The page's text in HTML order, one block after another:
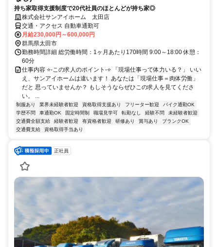
持ち家取得支援制度で20代社員のほとんどが持ち家◎
株式会社サンアイホーム 太田店
交通・アクセス 自動車通勤可
月給230,000円～600,000円
群馬県太田市
勤務時間詳細 総労働時間：1ヶ月あたり170時間 9:00～18:00 休憩：
60分
仕事内容 ⭐-この求人のポイント-⭐ 「現場仕事って体力いる？」 いい
え、サンアイホームは違います！ あなたは「現場仕事＝肉体労働」
だと 思っていませんか？ もしそうならぜひこの求人を見てくださ
い。 ...
制服あり 業界未経験者歓迎 資格取得支援あり フリーター歓迎
バイク通勤OK
学歴不問
車通勤OK 固定時間制 職場見学可 転勤なし 経験不問
未経験者歓迎
交通費全額支給
経験者歓迎 有資格者歓迎 研修あり 賞与あり
ブランクOK
交通費支給
資格取得手当あり
正社員